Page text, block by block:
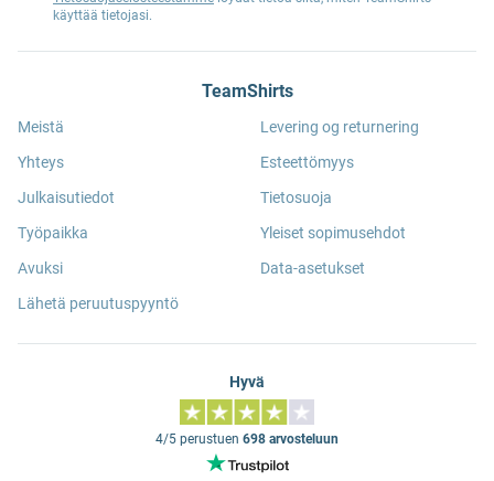
käyttää tietojasi.
TeamShirts
Meistä
Yhteys
Julkaisutiedot
Työpaikka
Avuksi
Lähetä peruutuspyyntö
Levering og returnering
Esteettömyys
Tietosuoja
Yleiset sopimusehdot
Data-asetukset
Hyvä
4/5 perustuen 698 arvosteluun